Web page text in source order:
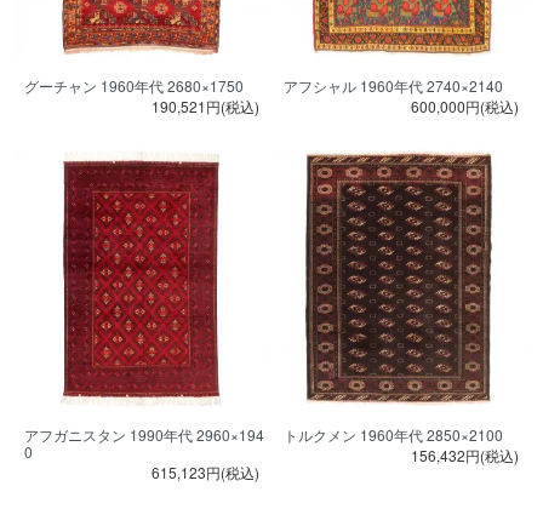
グーチャン 1960年代 2680×1750
190,521円(税込)
アフシャル 1960年代 2740×2140
600,000円(税込)
アフガニスタン 1990年代 2960×194
0
615,123円(税込)
トルクメン 1960年代 2850×2100
156,432円(税込)